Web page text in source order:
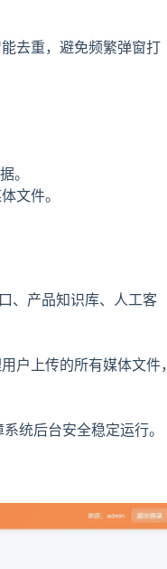
去重，避免频繁弹窗打
。
文件。
、产品知识库、人工客
户上传的所有媒体文件，
统后台安全稳定运行。